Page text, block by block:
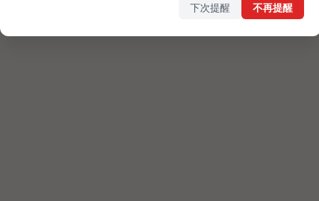
下次提醒 不再提醒